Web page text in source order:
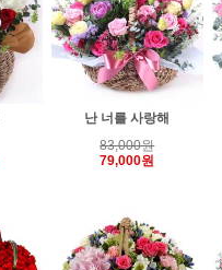
난 너를 사랑해
83,000원
79,000원